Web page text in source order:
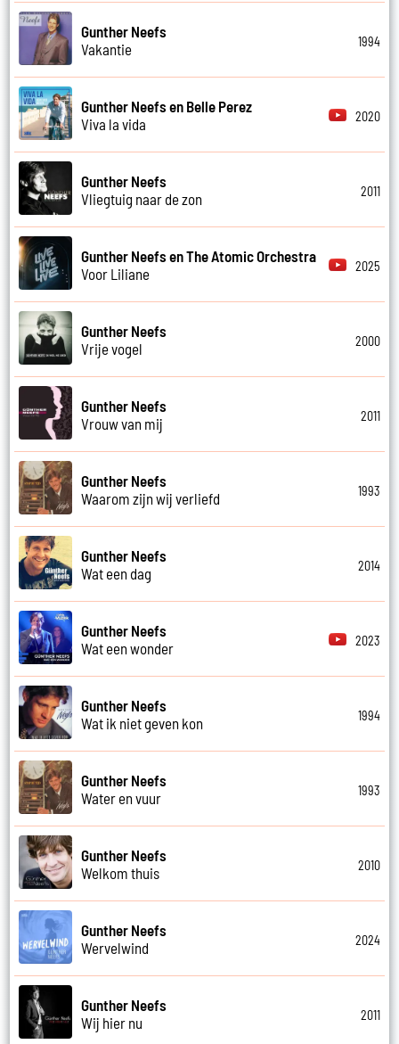
Gunther Neefs
Vakantie
1994
Gunther Neefs en Belle Perez
Viva la vida
2020
Gunther Neefs
Vliegtuig naar de zon
2011
Gunther Neefs en The Atomic Orchestra
Voor Liliane
2025
Gunther Neefs
Vrije vogel
2000
Gunther Neefs
Vrouw van mij
2011
Gunther Neefs
Waarom zijn wij verliefd
1993
Gunther Neefs
Wat een dag
2014
Gunther Neefs
Wat een wonder
2023
Gunther Neefs
Wat ik niet geven kon
1994
Gunther Neefs
Water en vuur
1993
Gunther Neefs
Welkom thuis
2010
Gunther Neefs
Wervelwind
2024
Gunther Neefs
Wij hier nu
2011